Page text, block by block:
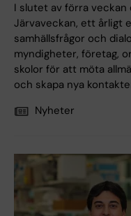
I slutet av förra
Järvaveckan, ett årligt
samhällsfrågor och
myndigheter, företag,
skolor för att möta
och skapa nya
Nyheter